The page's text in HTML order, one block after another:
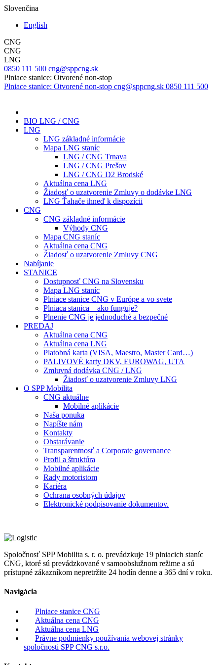
Slovenčina
English
CNG
CNG
LNG
0850 111 500 cng@sppcng.sk
Plniace stanice: Otvorené non-stop
Plniace stanice: Otvorené non-stop cng@sppcng.sk 0850 111 500
BIO LNG / CNG
LNG
LNG základné informácie
Mapa LNG staníc
LNG / CNG Trnava
LNG / CNG Prešov
LNG / CNG D2 Brodské
Aktuálna cena LNG
Žiadosť o uzatvorenie Zmluvy o dodávke LNG
LNG Ťahače ihneď k dispozícii
CNG
CNG základné informácie
Výhody CNG
Mapa CNG staníc
Aktuálna cena CNG
Žiadosť o uzatvorenie Zmluvy CNG
Nabíjanie
STANICE
Dostupnosť CNG na Slovensku
Mapa LNG staníc
Plniace stanice CNG v Európe a vo svete
Plniaca stanica – ako funguje?
Plnenie CNG je jednoduché a bezpečné
PREDAJ
Aktuálna cena CNG
Aktuálna cena LNG
Platobná karta (VISA, Maestro, Master Card…)
PALIVOVÉ karty DKV, EUROWAG, UTA
Zmluvná dodávka CNG / LNG
Žiadosť o uzatvorenie Zmluvy LNG
O SPP Mobilita
CNG aktuálne
Mobilné aplikácie
Naša ponuka
Napíšte nám
Kontakty
Obstarávanie
Transparentnosť a Corporate governance
Profil a štruktúra
Mobilné aplikácie
Rady motoristom
Kariéra
Ochrana osobných údajov
Elektronické podpisovanie dokumentov.
Spoločnosť SPP Mobilita s. r. o. prevádzkuje 19 plniacich staníc
CNG, ktoré sú prevádzkované v samoobslužnom režime a sú
prístupné zákazníkom nepretržite 24 hodín denne a 365 dní v roku.
Navigácia
Plniace stanice CNG
Aktuálna cena CNG
Aktuálna cena LNG
Právne podmienky používania webovej stránky
spoločnosti SPP CNG s.r.o.